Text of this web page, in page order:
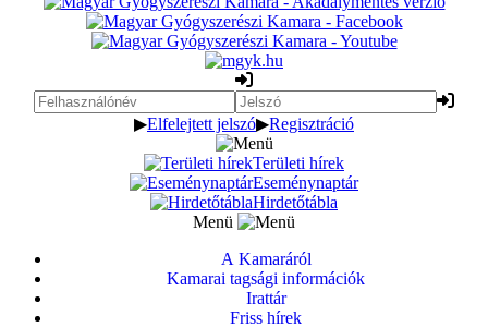
▶Elfelejtett jelszó▶Regisztráció
Területi hírek
Eseménynaptár
Hirdetőtábla
Menü
A Kamaráról
Kamarai tagsági információk
Irattár
Friss hírek